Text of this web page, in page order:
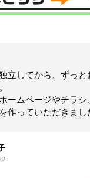
立してから、ずっと
ームページやチラシ
作っていただきまし
すく整理できるだけ
味がちゃんと伝えら